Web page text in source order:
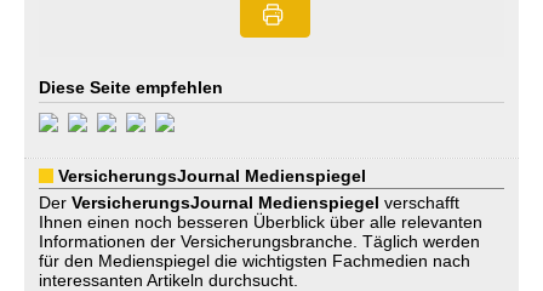
Diese Seite empfehlen
VersicherungsJournal Medienspiegel
Der VersicherungsJournal Medienspiegel verschafft
Ihnen einen noch besseren Überblick über alle relevanten
Informationen der Versicherungsbranche. Täglich werden
für den Medienspiegel die wichtigsten Fachmedien nach
interessanten Artikeln durchsucht.